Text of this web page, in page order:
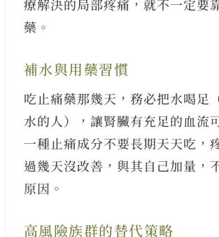
療解決的局部疼痛，就不一定要
藥。
補水與用藥習慣
吃止痛藥那幾天，務必把水喝足
水的人），讓腎臟有充足的血流
一種止痛成分不要長期天天吃，
過幾天沒改善，與其自己加量，
原因。
高風險族群的替代策略